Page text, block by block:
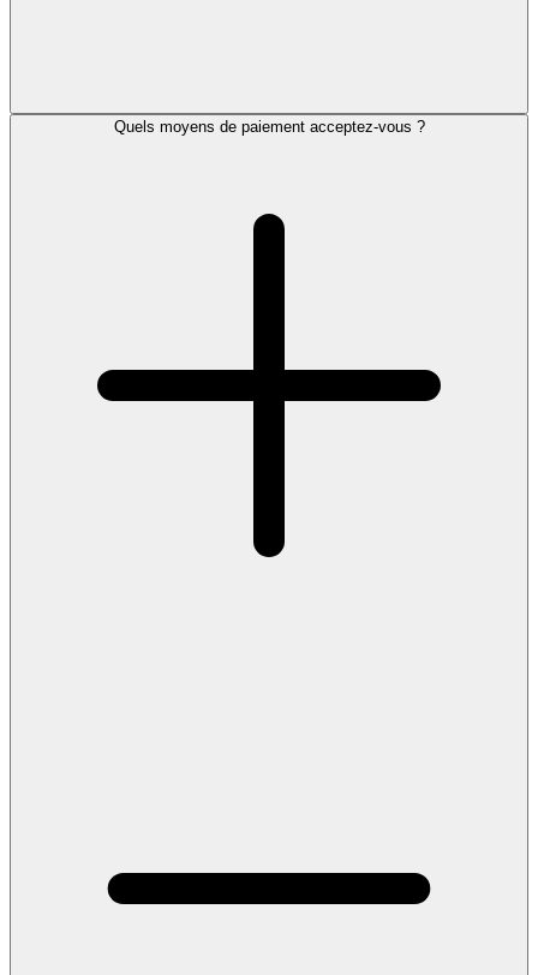
Quels moyens de paiement acceptez-vous ?